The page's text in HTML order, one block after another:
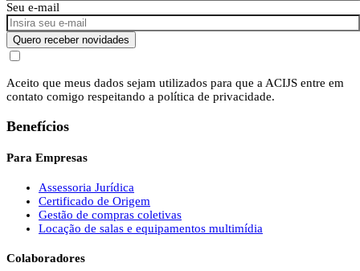
Seu e-mail
Quero receber novidades
Aceito que meus dados sejam utilizados para que a ACIJS entre em
contato comigo respeitando a política de privacidade.
Benefícios
Para Empresas
Assessoria Jurídica
Certificado de Origem
Gestão de compras coletivas
Locação de salas e equipamentos multimídia
Colaboradores